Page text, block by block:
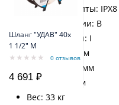
Шланг "УДАВ" 40х
1 1/2" M
0 отзывов
4 691 ₽
Степень защиты: IPX8
Класс изоляции: B
Класс защиты: I
Высота: 600 мм
Ширина: 362 мм
Длина: 265 мм
Вес: 33 кг